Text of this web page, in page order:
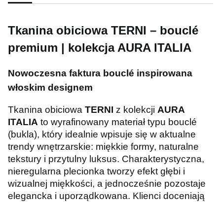
Tkanina obiciowa TERNI – bouclé
premium | kolekcja AURA ITALIA
Nowoczesna faktura bouclé inspirowana
włoskim designem
Tkanina obiciowa TERNI z kolekcji AURA
ITALIA to wyrafinowany materiał typu bouclé
(bukla), który idealnie wpisuje się w aktualne
trendy wnętrzarskie: miękkie formy, naturalne
tekstury i przytulny luksus. Charakterystyczna,
nieregularna plecionka tworzy efekt głębi i
wizualnej miękkości, a jednocześnie pozostaje
elegancka i uporządkowana. Klienci doceniają